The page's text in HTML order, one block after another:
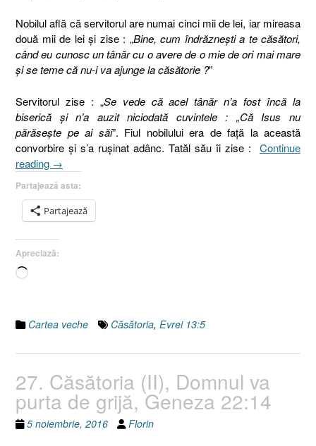
Nobilul află că servitorul are numai cinci mii de lei, iar mireasa
două mii de lei şi zise : „Bine, cum îndrăzneşti a te căsători,
când eu cunosc un tânăr cu o avere de o mie de ori mai mare
şi se teme că nu-i va ajunge la căsătorie ?”
Servitorul zise : „Se vede că acel tânăr n’a fost încă la
biserică şi n’a auzit niciodată cuvintele : „Că Isus nu
părăseşte pe ai săi”. Fiul nobilului era de faţă la această
convorbire şi s’a ruşinat adânc. Tatăl său îi zise : Continue
reading „28.
(III),
Evrei
13:5”
→
Partajează asta:
Partajează
Apreciază:
Încarc...
Cartea veche Căsătoria, Evrei 13:5
27. Căsătoria (II), Domnul va
purta de grijă, Geneza 22:14
5 noiembrie, 2016 Florin